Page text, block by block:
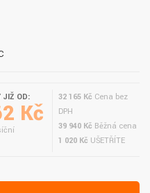
JIŽ OD:
Kč
32 165 Kč Cena bez
DPH
39 940 Kč Běžná cena
1 020 Kč UŠETŘÍTE